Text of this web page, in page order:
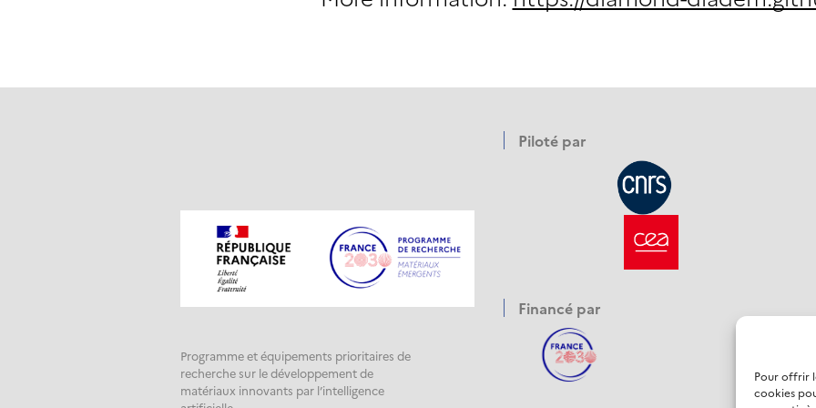
Pour offrir
cookies
Programme et équipements prioritaires de
recherche sur le développement de
matériaux innovants par l’intelligence
Piloté par
Financé par